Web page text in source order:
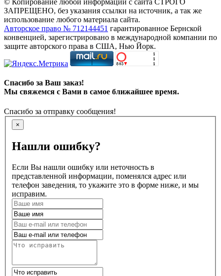
© Копирование любой информации с сайта СТРОГО
ЗАПРЕЩЕНО, без указания ссылки на источник, а так же
использование любого материала сайта.
Авторское право № 712144451 гарантированное Бернской
конвенцией, зарегистрировано в международной компании по
защите авторского права в США, Нью Йорк.
Спасибо за Ваш заказ!
Мы свяжемся с Вами в самое ближайшее время.
Спасибо за отправку сообщения!
×
Нашли ошибку?
Если Вы нашли ошибку или неточность в
представленной информации, поменялся адрес или
телефон заведения, то укажите это в форме ниже, и мы
исправим.